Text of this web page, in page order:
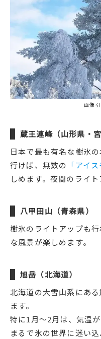
画像
蔵王連峰（山形県・宮
日本で最も有名な樹氷
行けば、無数の 「アイ
しめます。夜間のライト
八甲田山（青森県）
樹氷のライトアップも
な風景が楽しめます。
旭岳（北海道）
北海道の大雪山系にあ
ます。
特に1月〜2月は、気温が
まるで氷の世界に迷い